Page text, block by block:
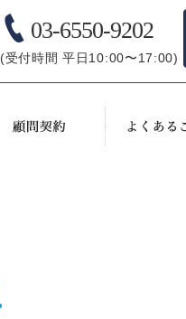
03-6550-9202
(受付時間 平日10:00〜17:00)